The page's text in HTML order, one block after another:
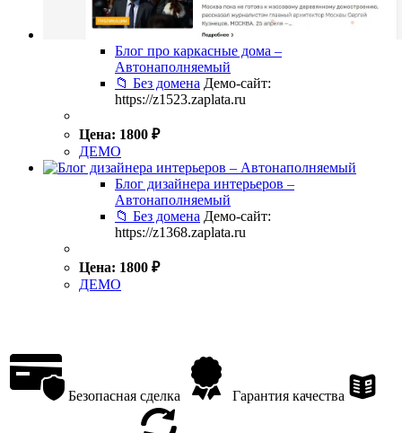
Блог про каркасные дома –
Автонаполняемый
📁 Без домена Демо-сайт:
https://z1523.zaplata.ru
Цена: 1800 ₽
ДЕМО
Блог дизайнера интерьеров –
Автонаполняемый
📁 Без домена Демо-сайт:
https://z1368.zaplata.ru
Цена: 1800 ₽
ДЕМО
Безопасная сделка Гарантия качества